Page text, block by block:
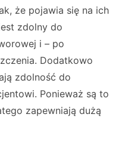
że pojawia się na ich
zdolny do
i – po
Dodatko­wo
zdolność do
Ponieważ są to
zapew­niają dużą